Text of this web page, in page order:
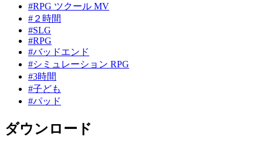
#RPG ツクール MV
#２時間
#SLG
#RPG
#バッドエンド
#シミュレーション RPG
#3時間
#子ども
#パッド
ダウンロード